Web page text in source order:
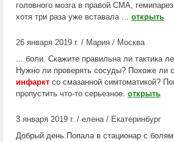
головного мозга в правой СМА,
хотя три раза уже вставала ... открыть
26 января 2019 г. / Мария / Москва
... боли. Скажите правильна ли тактика
Нужно ли проверять сосуды? Похоже ли
инфаркт со смазанной симтоматикой?
пропустить что-то серьезное. открыть
3 января 2019 г. / елена / Екатеринбург
Добрый день.Попала в стационар с